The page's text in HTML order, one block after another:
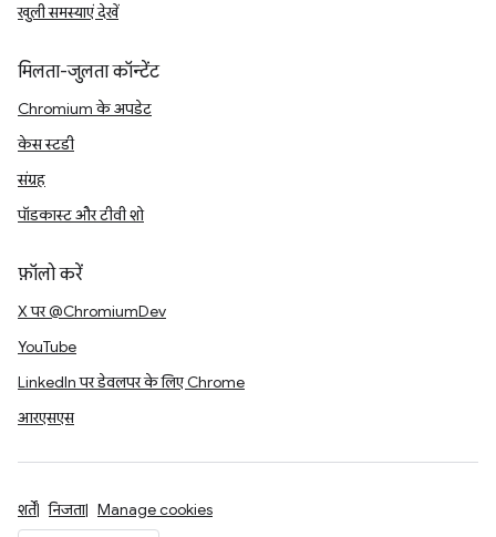
खुली समस्याएं देखें
मिलता-जुलता कॉन्टेंट
Chromium के अपडेट
केस स्टडी
संग्रह
पॉडकास्ट और टीवी शो
फ़ॉलो करें
X पर @ChromiumDev
YouTube
LinkedIn पर डेवलपर के लिए Chrome
आरएसएस
शर्तें निजता Manage cookies